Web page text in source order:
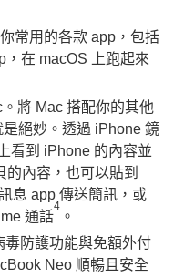
常用的各款 app，包括
，在 macOS 上跑起來
將 Mac 搭配你的其他
絕妙。透過 iPhone 鏡
看到 iPhone 的內容並
的內容，也可以貼到
息 app 傳送簡訊，或
通話
4
。
毒防護功能與免額外付
Neo 順暢且安全